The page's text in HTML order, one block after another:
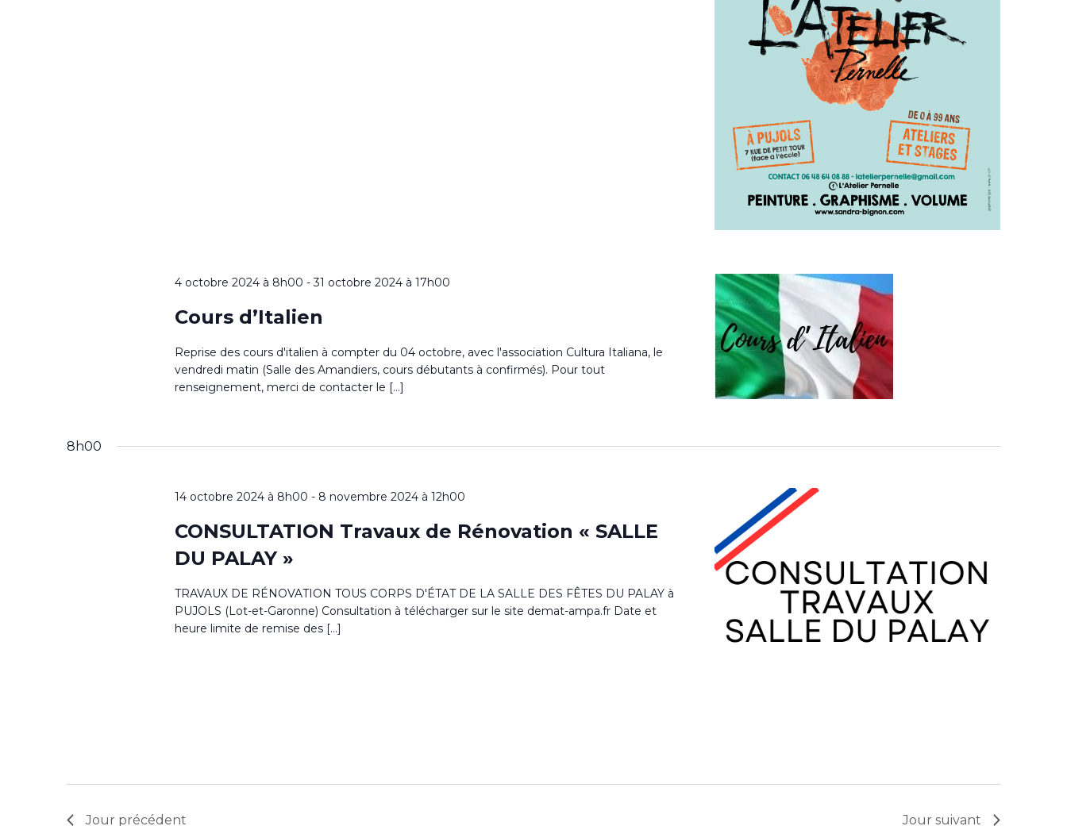
4 octobre 2024 à 8h00 -31 octobre 2024 à 17h00
Cours d’Italien
Reprise des cours d'italien à compter du 04 octobre, avec l'association Cultura Italiana, le
vendredi matin (Salle des Amandiers, cours débutants à confirmés). Pour tout
renseignement, merci de contacter le […]
8h00
14 octobre 2024 à 8h00 - 8 novembre 2024 à 12h00
CONSULTATION Travaux de Rénovation « SALLE
DU PALAY »
TRAVAUX DE RÉNOVATION TOUS CORPS D'ÉTAT DE LA SALLE DES FÊTES DU PALAY à
PUJOLS (Lot-et-Garonne) Consultation à télécharger sur le site demat-ampa.fr Date et
heure limite de remise des […]
Jour précédent Jour suivant